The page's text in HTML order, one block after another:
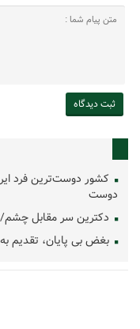
کشور دوست‌ترین فرد
دوست
دکترین سر مقابل
بغض بی پایان، تقدیم